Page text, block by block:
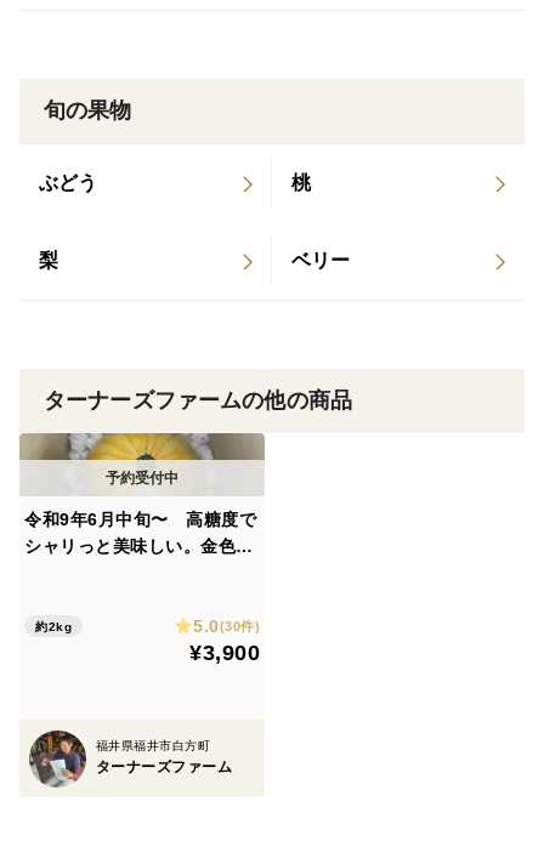
旬の果物
ぶどう 桃
梨 ベリー
ターナーズファームの他の商品
令和9年6月中旬〜 高糖度で
シャリっと美味しい。金色に
約2kg 5.0(30件)
¥3,900
福井県福井市白方町
ターナーズファーム